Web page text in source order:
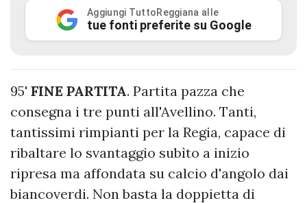
Aggiungi TuttoReggiana alle
tue fonti preferite su Google
95' FINE PARTITA. Partita pazza che
consegna i tre punti all'Avellino. Tanti,
tantissimi rimpianti per la Regia, capace di
ribaltare lo svantaggio subìto a inizio
ripresa ma affondata su calcio d'angolo dai
biancoverdi. Non basta la doppietta di